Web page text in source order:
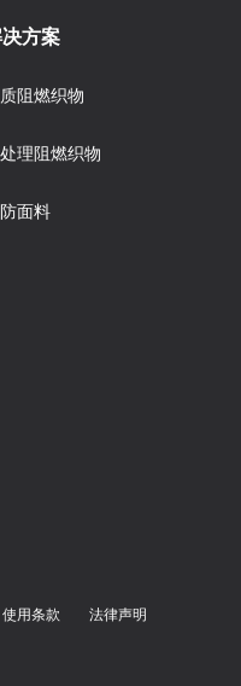
方案
阻燃织物
理阻燃织物
面料
使用条款 法律声明